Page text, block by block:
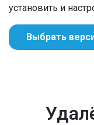
установить и
Выбрать